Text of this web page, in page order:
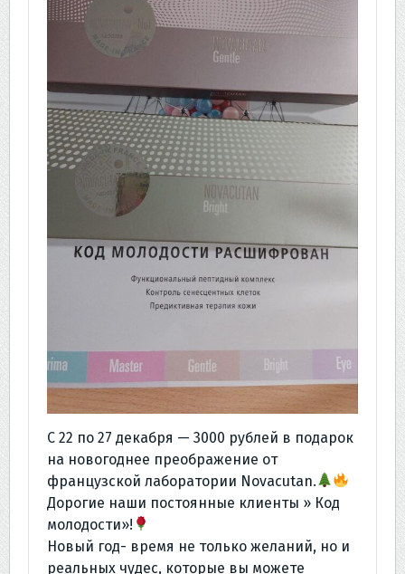
С 22 по 27 декабря — 3000 рублей в подарок
на новогоднее преображение от
французской лаборатории Novacutan.
Дорогие наши постоянные клиенты » Код
молодости»!
Новый год- время не только желаний, но и
реальных чудес, которые вы можете